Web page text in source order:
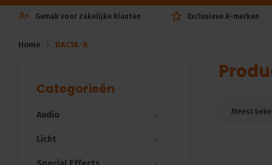
Gemak voor zakelijke klanten Exclusieve A-merken
Home DAC18-8
Categorieën
Audio
Licht
Meest